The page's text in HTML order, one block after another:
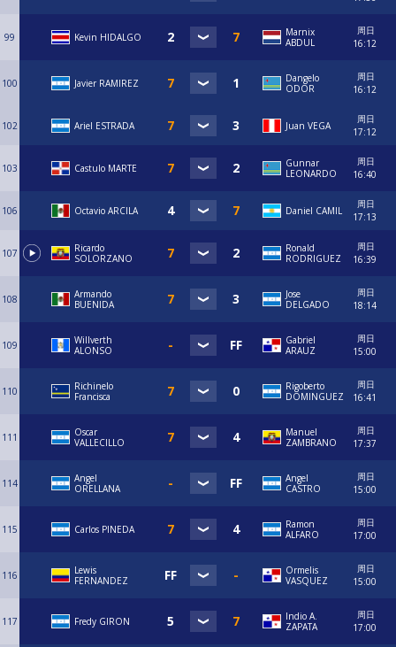
99 Kevin HIDALGO
Marnix
ABDUL
周日
16:12
100 Javier RAMIREZ
Dangelo
ODOR
周日
16:12
102 Ariel ESTRADA Juan VEGA
周日
17:12
103 Castulo MARTE
Gunnar
LEONARDO
周日
16:40
106 Octavio ARCILA Daniel CAMIL
周日
17:13
107
Ricardo
SOLORZANO
Ronald
RODRIGUEZ
周日
16:39
108
Armando
BUENIDA
Jose
DELGADO
周日
18:14
109
Willverth
ALONSO
Gabriel
ARAUZ
周日
15:00
110
Richinelo
Francisca
Rigoberto
DOMINGUEZ
周日
16:41
111
Oscar
VALLECILLO
Manuel
ZAMBRANO
周日
17:37
114
Angel
ORELLANA
Angel
CASTRO
周日
15:00
115 Carlos PINEDA
Ramon
ALFARO
周日
17:00
116
Lewis
FERNANDEZ
Ormelis
VASQUEZ
周日
15:00
117 Fredy GIRON
Indio A.
ZAPATA
周日
17:00